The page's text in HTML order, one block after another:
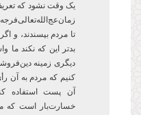
یک وقت نشود که
تا مردم بپسندند، و
بدتر این که نکند ما
دیگری زمینه
کنیم که مردم به آن
آن پست‌ استفاده
خسارتبار است